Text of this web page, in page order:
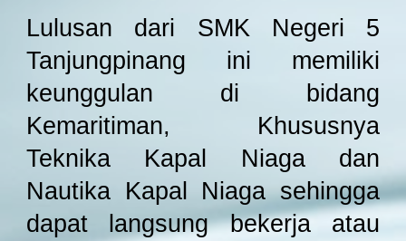
Lulusan dari SMK Negeri 5
Tanjungpinang ini memiliki
keunggulan di bidang
Kemaritiman, Khususnya
Teknika Kapal Niaga dan
Nautika Kapal Niaga sehingga
dapat langsung bekerja atau